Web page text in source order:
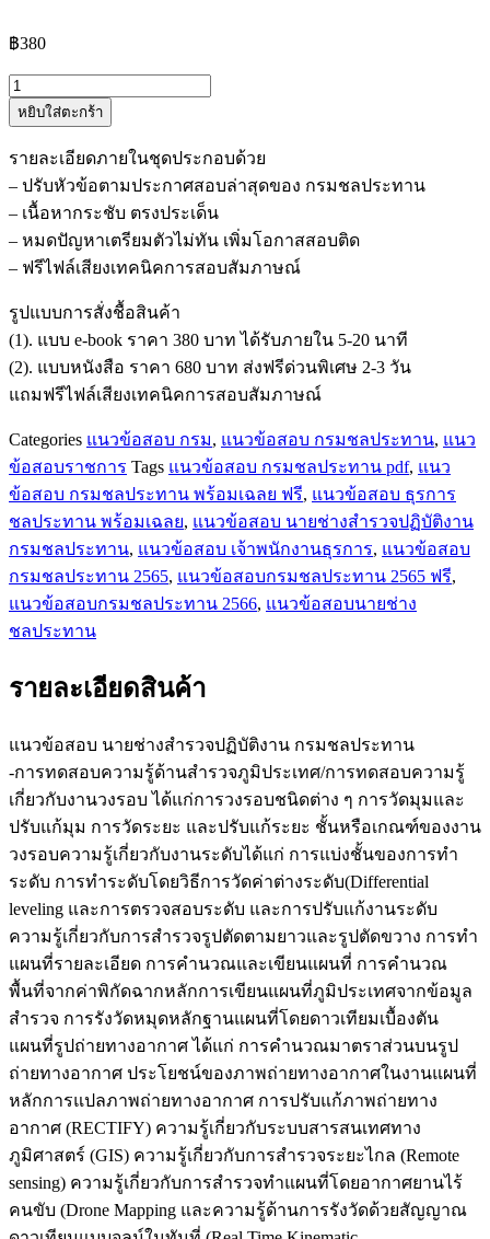
฿380
จำนวน
แนว
นาย
ช่าง
สำรวจ
ปฏิบัติ
งาน
กรมชลประทาน
ชิ้น
หยิบใส่ตะกร้า
รายละเอียดภายในชุดประกอบด้วย
– ปรับหัวข้อตามประกาศสอบล่าสุดของ กรมชลประทาน
– เนื้อหากระชับ ตรงประเด็น
– หมดปัญหาเตรียมตัวไม่ทัน เพิ่มโอกาสสอบติด
– ฟรีไฟล์เสียงเทคนิคการสอบสัมภาษณ์
รูปแบบการสั่งชื้อสินค้า
(1). แบบ e-book ราคา 380 บาท ได้รับภายใน 5-20 นาที
(2). แบบหนังสือ ราคา 680 บาท ส่งฟรีด่วนพิเศษ 2-3 วัน
แถมฟรีไฟล์เสียงเทคนิคการสอบสัมภาษณ์
Categories แนวข้อสอบ กรม, แนวข้อสอบ กรมชลประทาน, แนว
ข้อสอบราชการ Tags แนวข้อสอบ กรมชลประทาน pdf, แนว
ข้อสอบ กรมชลประทาน พร้อมเฉลย ฟรี, แนวข้อสอบ ธุรการ
ชลประทาน พร้อมเฉลย, แนวข้อสอบ นายช่างสำรวจปฏิบัติงาน
กรมชลประทาน, แนวข้อสอบ เจ้าพนักงานธุรการ, แนวข้อสอบ
กรมชลประทาน 2565, แนวข้อสอบกรมชลประทาน 2565 ฟรี,
แนวข้อสอบกรมชลประทาน 2566, แนวข้อสอบนายช่าง
ชลประทาน
รายละเอียดสินค้า
แนวข้อสอบ นายช่างสำรวจปฏิบัติงาน กรมชลประทาน
-การทดสอบความรู้ด้านสำรวจภูมิประเทศ/การทดสอบความรู้
เกี่ยวกับงานวงรอบ ได้แก่การวงรอบชนิดต่าง ๆ การวัดมุมและ
ปรับแก้มุม การวัดระยะ และปรับแก้ระยะ ชั้นหรือเกณฑ์ของงาน
วงรอบความรู้เกี่ยวกับงานระดับได้แก่ การแบ่งชั้นของการทำ
ระดับ การทำระดับโดยวิธีการวัดค่าต่างระดับ(Differential
leveling และการตรวจสอบระดับ และการปรับแก้งานระดับ
ความรู้เกี่ยวกับการสำรวจรูปตัดตามยาวและรูปตัดขวาง การทำ
แผนที่รายละเอียด การคำนวณและเขียนแผนที่ การคำนวณ
พื้นที่จากค่าพิกัดฉากหลักการเขียนแผนที่ภูมิประเทศจากข้อมูล
สำรวจ การรังวัดหมุดหลักฐานแผนที่โดยดาวเทียมเบื้องตัน
แผนที่รูปถ่ายทางอากาศ ได้แก่ การคำนวณมาตราส่วนบนรูป
ถ่ายทางอากาศ ประโยชน์ของภาพถ่ายทางอากาศในงานแผนที่
หลักการแปลภาพถ่ายทางอากาศ การปรับแก้ภาพถ่ายทาง
อากาศ (RECTIFY) ความรู้เกี่ยวกับระบบสารสนเทศทาง
ภูมิศาสตร์ (GIS) ความรู้เกี่ยวกับการสำรวจระยะไกล (Remote
sensing) ความรู้เกี่ยวกับการสำรวจทำแผนที่โดยอากาศยานไร้
คนขับ (Drone Mapping และความรู้ด้านการรังวัดด้วยสัญญาณ